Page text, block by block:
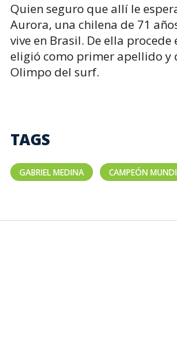
Quien seguro que allí le
Aurora, una chilena de 71
vive en Brasil. De ella
eligió como primer apellido y
Olimpo del surf.
TAGS
GABRIEL MEDINA CAMPEÓN